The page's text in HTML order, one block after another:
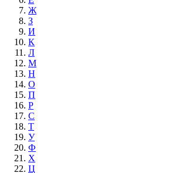
Ж
З
И
К
Л
М
Н
О
П
Р
С
Т
У
Ф
Х
Ц